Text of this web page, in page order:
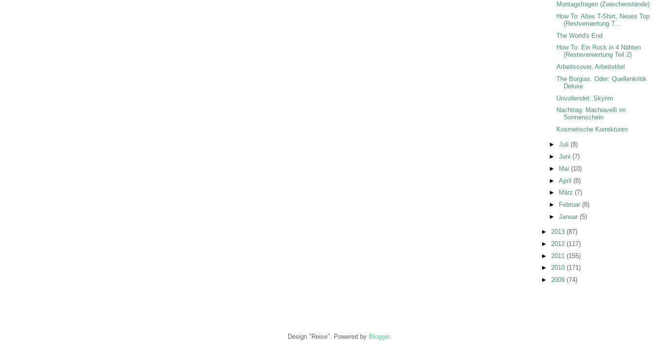
Montagsfragen (Zwischenstände)
How To: Altes T-Shirt, Neues Top
(Restverwertung T...
The World's End
How To: Ein Rock in 4 Nähten
(Resteverwertung Teil 2)
Arbeitscover, Arbeitstitel
The Borgias. Oder: Quellenkritik
Deluxe
Unvollendet: Skyrim
Nachtrag: Machiavelli im
Sonnenschein
Kosmetische Korrekturen
► Juli (8)
► Juni (7)
►
Mai (10)
► April (8)
►
März (7)
►
Februar (8)
► Januar (5)
► 2013 (87)
► 2012 (117)
► 2011 (155)
► 2010 (171)
► 2009 (74)
Design "Reise". Powered by Blogger.